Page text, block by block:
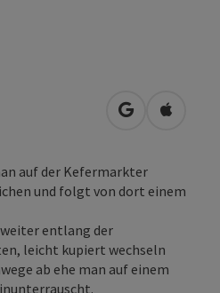
in Google
in
auf der Kefermarkter
und folgt von dort einem
entlang der
leicht kupiert wechseln
ab ehe man auf einem